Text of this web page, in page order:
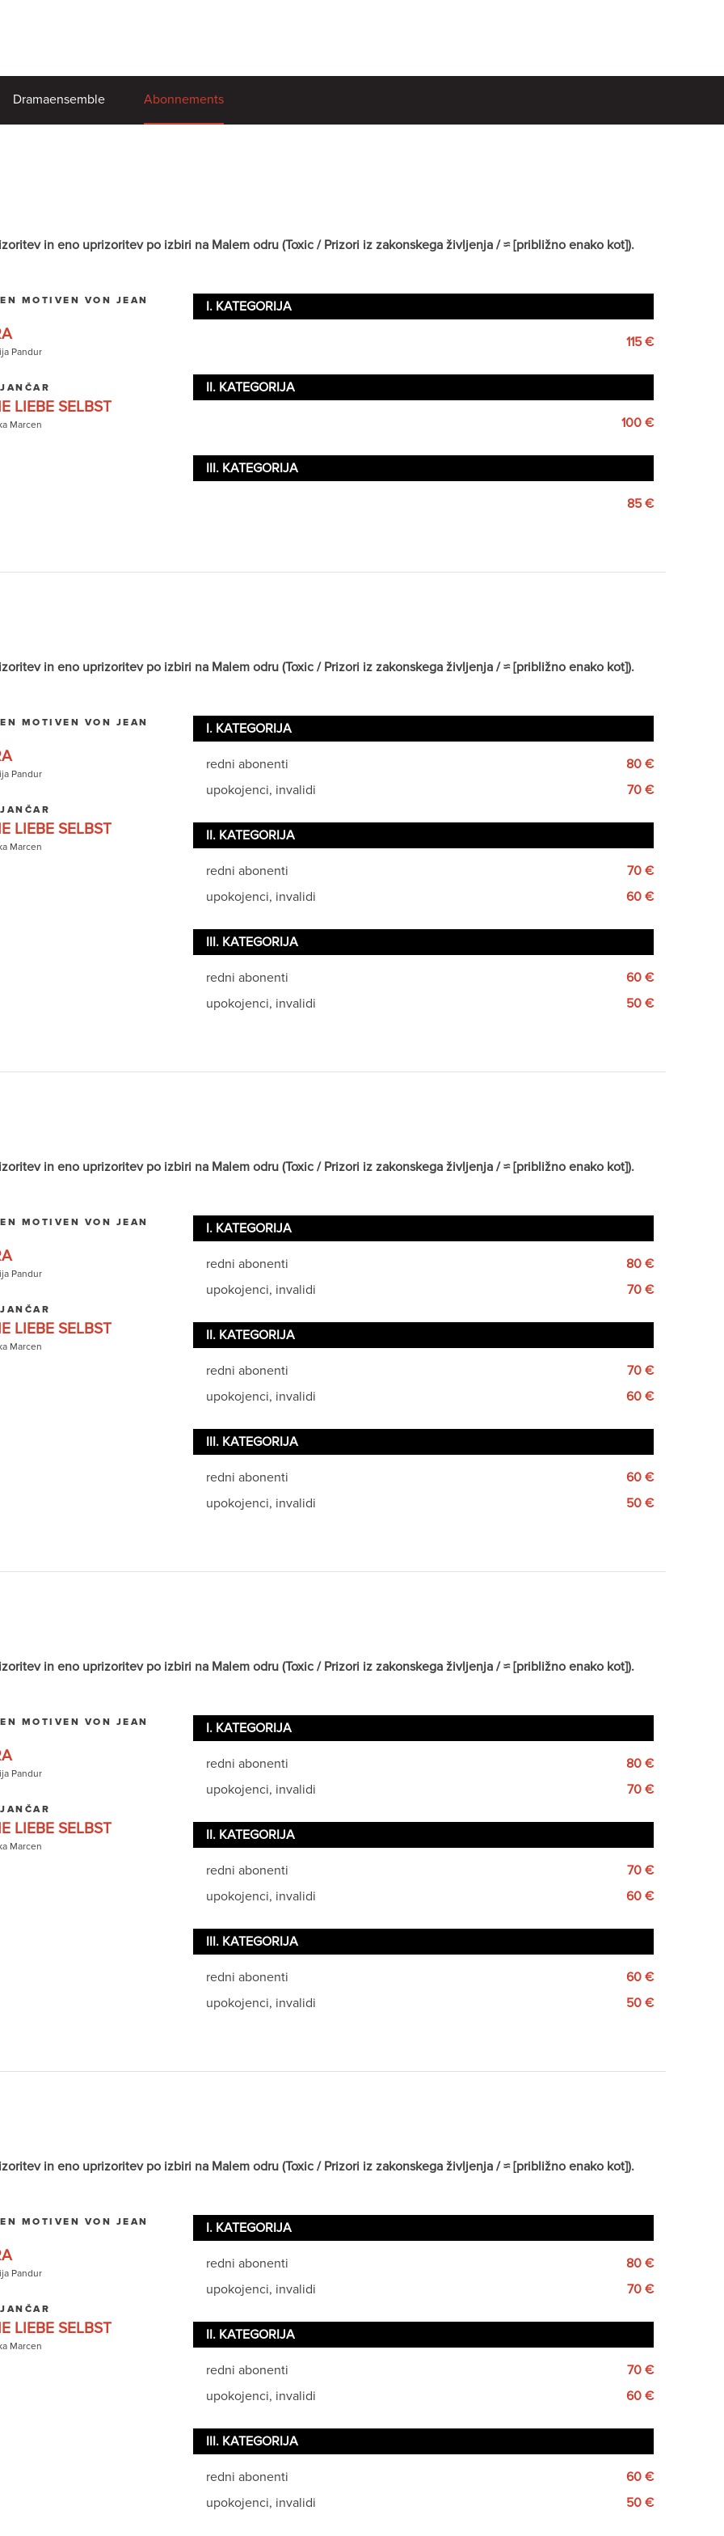
Dramaensemble Abonnements
in eno uprizoritev po izbiri na Malem odru (Toxic / Prizori iz zakonskega življenja / ≈ [približno enako kot]).
MOTIVEN VON JEAN
Pandur
LIEBE SELBST
Marcen
I. KATEGORIJA
115 €
II. KATEGORIJA
100 €
III. KATEGORIJA
85 €
in eno uprizoritev po izbiri na Malem odru (Toxic / Prizori iz zakonskega življenja / ≈ [približno enako kot]).
MOTIVEN VON JEAN
Pandur
LIEBE SELBST
Marcen
I. KATEGORIJA
redni abonenti
80 €
upokojenci, invalidi
70 €
II. KATEGORIJA
redni abonenti
70 €
upokojenci, invalidi
60 €
III. KATEGORIJA
redni abonenti
60 €
upokojenci, invalidi
50 €
in eno uprizoritev po izbiri na Malem odru (Toxic / Prizori iz zakonskega življenja / ≈ [približno enako kot]).
MOTIVEN VON JEAN
Pandur
LIEBE SELBST
Marcen
I. KATEGORIJA
redni abonenti
80 €
upokojenci, invalidi
70 €
II. KATEGORIJA
redni abonenti
70 €
upokojenci, invalidi
60 €
III. KATEGORIJA
redni abonenti
60 €
upokojenci, invalidi
50 €
in eno uprizoritev po izbiri na Malem odru (Toxic / Prizori iz zakonskega življenja / ≈ [približno enako kot]).
MOTIVEN VON JEAN
Pandur
LIEBE SELBST
Marcen
I. KATEGORIJA
redni abonenti
80 €
upokojenci, invalidi
70 €
II. KATEGORIJA
redni abonenti
70 €
upokojenci, invalidi
60 €
III. KATEGORIJA
redni abonenti
60 €
upokojenci, invalidi
50 €
in eno uprizoritev po izbiri na Malem odru (Toxic / Prizori iz zakonskega življenja / ≈ [približno enako kot]).
MOTIVEN VON JEAN
Pandur
LIEBE SELBST
Marcen
I. KATEGORIJA
redni abonenti
80 €
upokojenci, invalidi
70 €
II. KATEGORIJA
redni abonenti
70 €
upokojenci, invalidi
60 €
III. KATEGORIJA
redni abonenti
60 €
upokojenci, invalidi
50 €